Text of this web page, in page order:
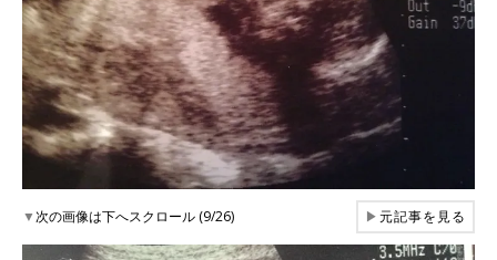
▼次の画像は下へスクロール (9/26) ▶元記事を見る